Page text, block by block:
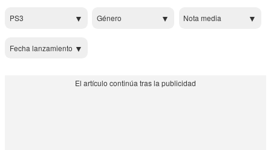
PS3 Género Nota media
Fecha lanzamiento